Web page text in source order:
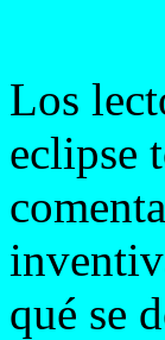
Los
eclipse
qué se